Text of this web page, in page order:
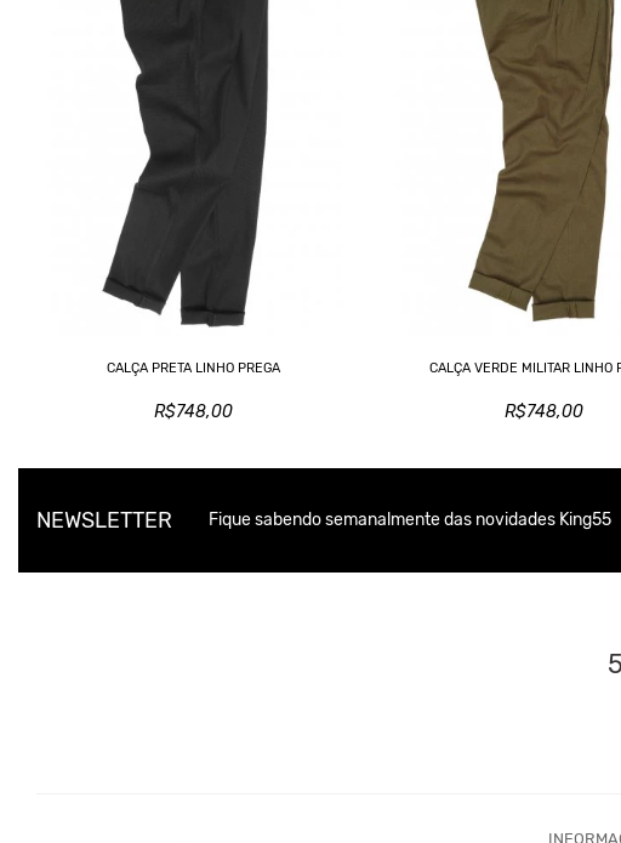
CALÇA PRETA LINHO PREGA
R$748,00
CALÇA VERDE MILITAR LINHO
R$748,00
NEWSLETTER Fique sabendo semanalmente das novidades King55